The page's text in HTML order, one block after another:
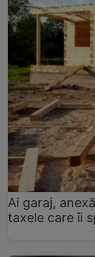
Ai garaj,
taxele care îi